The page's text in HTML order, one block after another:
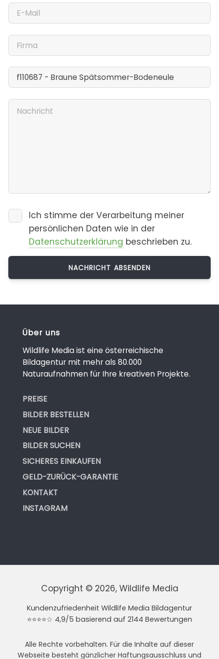
Ich stimme der Verarbeitung meiner
persönlichen Daten wie in der
Datenschutzerklärung beschrieben zu.
Über uns
Wildlife Media ist eine österreichische
Bildagentur mit mehr als 80.000
Naturaufnahmen für Ihre kreativen Projekte.
PREISE
BILDER BESTELLEN
NEUE BILDER
BILDER SUCHEN
SICHERES EINKAUFEN
GELD-ZURÜCK-GARANTIE
KONTAKT
INSTAGRAM
Copyright © 2026, Wildlife Media
Kundenzufriedenheit Wildlife Media Bildagentur
⭐⭐⭐⭐☆ 4,9/5 basierend auf 2144 Bewertungen
Alle Rechte vorbehalten. Für die Inhalte auf dieser
Webseite besteht gänzlicher Haftungsausschluss und